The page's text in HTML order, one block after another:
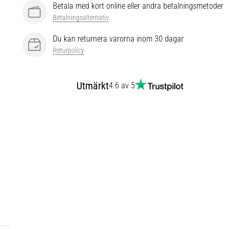
Betala med kort online eller andra betalningsmetoder
Betalningsalternativ
Du kan returnera varorna inom 30 dagar
Returpolicy
Utmärkt4.6 av 5